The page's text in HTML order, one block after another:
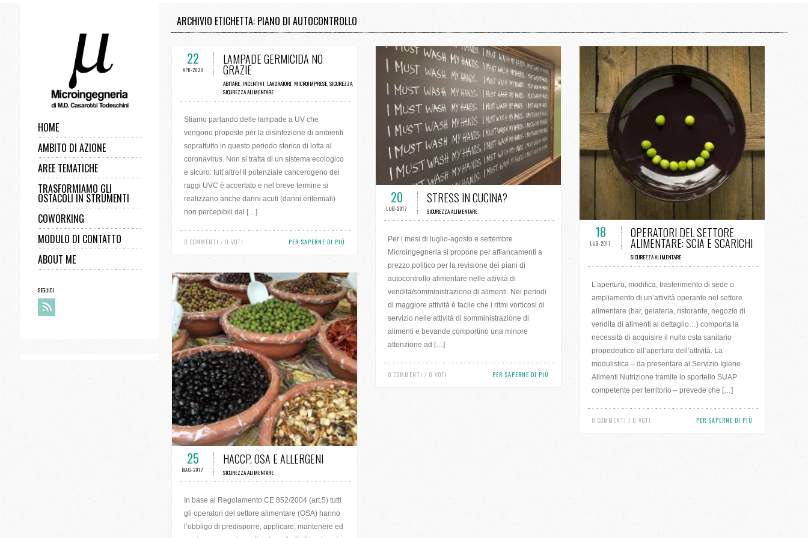
HOME
AMBITO DI AZIONE
AREE TEMATICHE
TRASFORMIAMO GLI
OSTACOLI IN STRUMENTI
COWORKING
MODULO DI CONTATTO
ABOUT ME
SEGUICI
ARCHIVIO ETICHETTA: PIANO DI AUTOCONTROLLO
0 COMMENTI / 0 VOTI
22
APR-2020
LAMPADE GERMICIDA NO
GRAZIE
ABITARE, INCENTIVI, LAVORATORI, MICROIMPRESE, SICUREZZA,
SICUREZZA ALIMENTARE
Stiamo parlando delle lampade a UV che
vengono proposte per la disinfezione di ambienti
soprattutto in questo periodo storico di lotta al
coronavirus. Non si tratta di un sistema ecologico
e sicuro: tutt’altro! Il potenziale cancerogeno dei
raggi UVC è accertato e nel breve termine si
realizzano anche danni acuti (danni eritemiali)
non percepibili dal […]
0 COMMENTI / 0 VOTI PER SAPERNE DI PIÙ
0 COMMENTI / 0 VOTI
20
LUG-2017
STRESS IN CUCINA?
SICUREZZA ALIMENTARE
Per i mesi di luglio-agosto e settembre
Microingegneria si propone per affiancamenti a
prezzo politico per la revisione dei piani di
autocontrollo alimentare nelle attività di
vendita/somministrazione di alimenti. Nei periodi
di maggiore attività è facile che i ritmi vorticosi di
servizio nelle attività di somministrazione di
alimenti e bevande comportino una minore
attenzione ad […]
0 COMMENTI / 0 VOTI PER SAPERNE DI PIÙ
18
LUG-2017
OPERATORI DEL SETTORE
ALIMENTARE: SCIA E SCARICHI
SICUREZZA ALIMENTARE
L’apertura, modifica, trasferimento di sede o
ampliamento di un’attività operante nel settore
alimentare (bar, gelateria, ristorante, negozio di
vendita di alimenti al dettaglio…) comporta la
necessità di acquisire il nulla osta sanitario
propedeutico all’apertura dell’attività. La
modulistica – da presentare al Servizio Igiene
Alimenti Nutrizione tramite lo sportello SUAP
competente per territorio – prevede che […]
0 COMMENTI / 0 VOTI
PER SAPERNE DI PIÙ
0 COMMENTI / 0 VOTI
25
MAG-2017
HACCP, OSA E ALLERGENI
SICUREZZA ALIMENTARE
In base al Regolamento CE 852/2004 (art.5) tutti
gli operatori del settore alimentare (OSA) hanno
l’obbligo di predisporre, applicare, mantenere ed